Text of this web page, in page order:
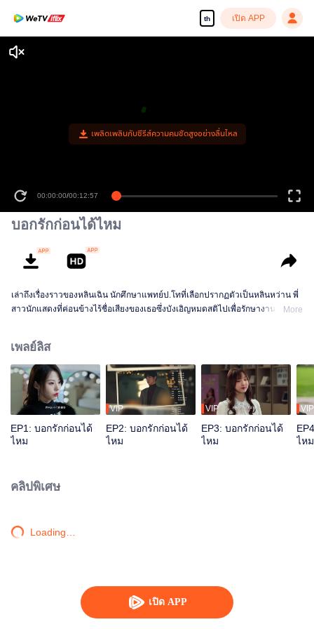
th เปิด APP
เปิด APP
เพลิดเพลินกับซีรีส์ความคมชัดสูงอย่างลื่นไหล
00:00:00/00:12:57
บอกรักก่อนได้ไหม
เล่าถึงเรื่องราวของหลินเฉิน นักศึกษาแพทย์ป.โทที่เลือกปรากฏตัวเป็นหลินหว่าน พี่
สาวนักแสดงที่ค่อนข้างไร้ชื่อเสียงของเธอซึ่งบังเอิญหมดสติไปเพื่อรักษางานของเธอ
More
เพลย์ลิส
EP1: บอกรักก่อนได้
ไหม
VIP
EP2: บอกรักก่อนได้
ไหม
VIP
EP3: บอกรักก่อนได้
ไหม
VIP
ไหม
คลิปพิเศษ
Loading…